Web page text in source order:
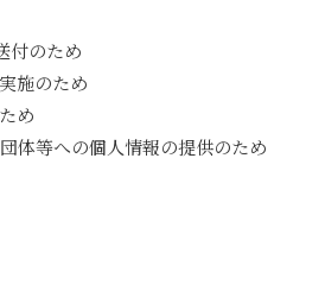
付のため
施のため
め
体等への個人情報の提供のため